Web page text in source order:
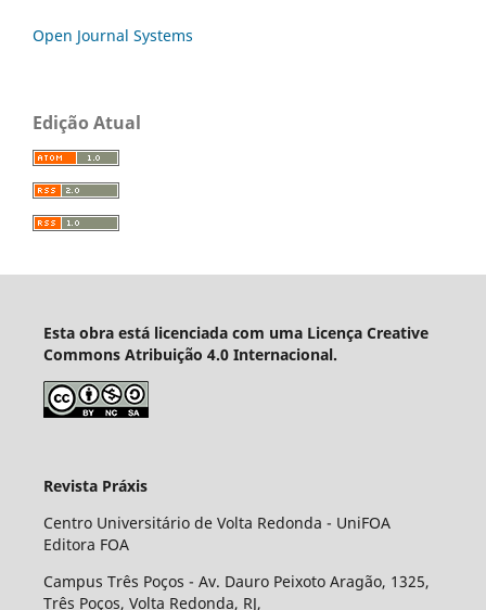
Open Journal Systems
Edição Atual
Esta obra está licenciada com uma Licença Creative
Commons Atribuição 4.0 Internacional.
Revista Práxis
Centro Universitário de Volta Redonda - UniFOA
Editora FOA
Campus Três Poços - Av. Dauro Peixoto Aragão, 1325,
Três Poços, Volta Redonda, RJ,